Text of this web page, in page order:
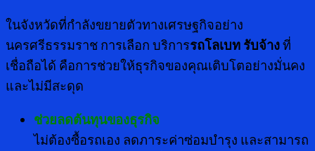
ในจังหวัดที่กำลังขยายตัวทางเศรษฐกิจอย่าง
นครศรีธรรมราช การเลือก บริการรถโลเบท รับจ้างที่
เชื่อถือได้ คือการช่วยให้ธุรกิจของคุณเติบโตอย่างมั่นคง
และไม่มีสะดุด
ช่วยลดต้นทุนของธุรกิจ
ไม่ต้องซื้อรถเอง ลดภาระค่าซ่อมบำรุง และสามารถ